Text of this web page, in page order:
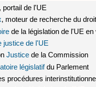
lien est externe)
portail de l'UE
(le lien est externe)
, moteur de recherche du
(le lien est externe)
de la législation de l'UE en
justice de l'UE
Justice(le lien est externe)
de la Commission
législatif(le lien est externe)
du Parlement
est externe)
procédures